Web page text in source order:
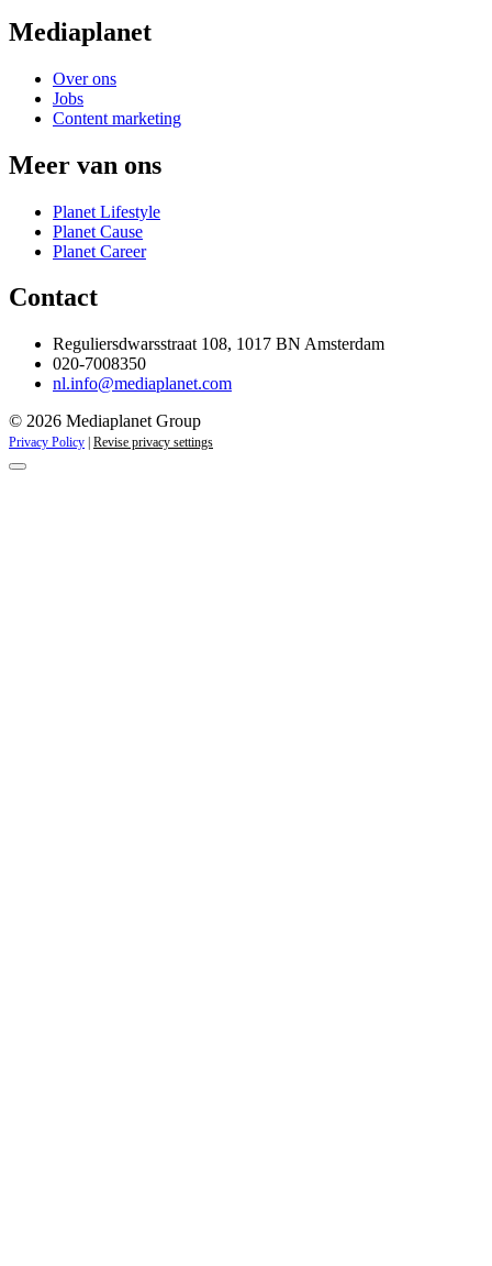
Mediaplanet
Over ons
Jobs
Content marketing
Meer van ons
Planet Lifestyle
Planet Cause
Planet Career
Contact
Reguliersdwarsstraat 108, 1017 BN Amsterdam
020-7008350
nl.info@mediaplanet.com
© 2026 Mediaplanet Group
Privacy Policy Revise privacy settings